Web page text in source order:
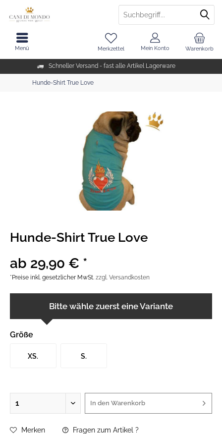
Schneller Versand - fast alle Artikel Lagerware
Warenkorb
Merkzettel Mein Konto
Menü
Hunde-Shirt True Love
Hunde-Shirt True Love
ab 29,90 € *
*Preise inkl. gesetzlicher MwSt. zzgl. Versandkosten
Bitte wähle zuerst eine Variante
Größe
XS. S.
In den Warenkorb
Merken Fragen zum Artikel ?